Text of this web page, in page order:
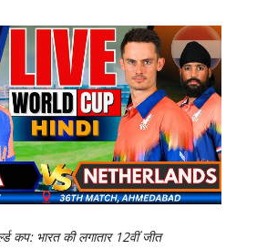
कप: भारत की लगातार 12वीं जीत